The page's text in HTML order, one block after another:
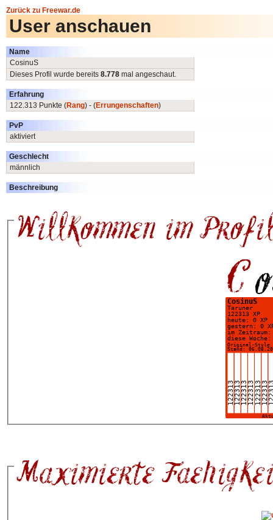
Zurück zu Freewar.de
User anschauen
Name
CosinuS
Dieses Profil wurde bereits 8.778 mal angeschaut.
Erfahrung
122.313 Punkte (Rang) - (Errungenschaften)
PvP
aktiviert
Geschlecht
männlich
Beschreibung